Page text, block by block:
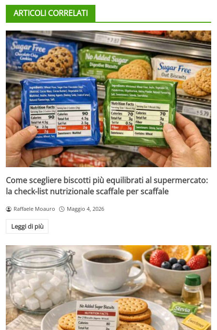
ARTICOLI CORRELATI
Come scegliere biscotti più equilibrati al supermercato:
la check-list nutrizionale scaffale per scaffale
Raffaele Moauro Maggio 4, 2026
Leggi di più